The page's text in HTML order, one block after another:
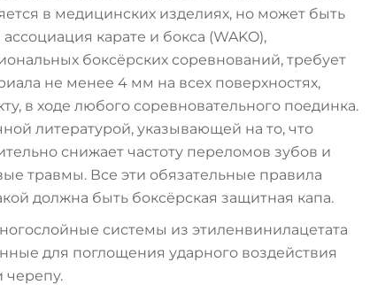
в медицинских изделиях, но может быть
карате и бокса (WAKO),
боксёрских соревнований, требует
не менее 4 мм на всех поверхностях,
в ходе любого соревновательного поединка.
литературой, указывающей на то, что
снижает частоту переломов зубов и
травмы. Все эти обязательные правила
должна быть боксёрская защитная капа.
системы из этиленвинилацетата
для поглощения ударного воздействия
черепу.